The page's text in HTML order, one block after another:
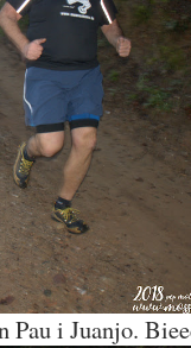
Pau i Juanjo.